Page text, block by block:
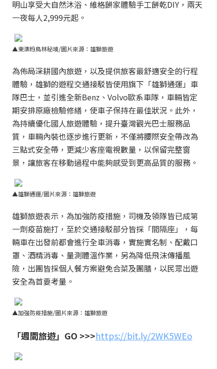
明山享受大自然沐浴、維格餅家體驗手工餅乾DIY，兩天
一夜每人2,999元起。
▲東澳粉鳥林秘境/圖片來源：雄獅旅遊
為佈局深耕國內旅遊，以及提供旅客最舒適安全的行程
體驗，雄獅的遊程交通接駁皆使用旗下「雄獅通運」車
隊巴士，並引進全新Benz、Volvo歐系車隊，車輛皆定
期安排原廠檢驗修繕，使車子保持在最佳狀況。此外，
為持續優化國人旅遊體驗，提升臺灣觀光巴士服務品
質，車輛內裝也逐步進行更新，不僅將腰際安全帶改為
三點式安全帶，更減少客座電視數量，以保留完整窗
景，讓旅客在移動過程中能夠感受到更高品質的服務。
▲雄獅通運/圖片來源：雄獅旅遊
雄獅旅遊表示，為加強防疫措施，司機及領隊皆已成第
一劑疫苗施打，至於交通接駁部分皆採「間隔座」，每
輛車在出發前都會進行全車消毒，實施實名制、配戴口
罩、酒精消毒、量測體溫作業，另為降低飛沫傳播風
險，出團皆採個人餐方案避免合菜及團膳，以民眾出遊
安全為首要考量。
▲加強防疫措施/圖片來源：雄獅旅遊
「週間旅遊」GO >>>https://bit.ly/2WK5WEo